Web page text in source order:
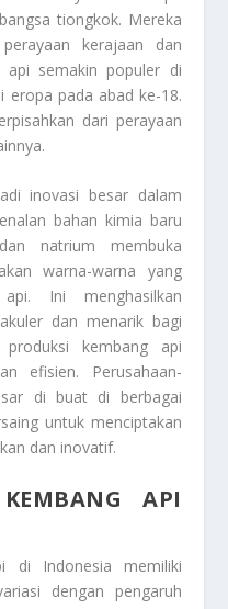
tiongkok. Mereka
kerajaan dan
api semakin populer di
eropa pada abad ke-18.
dari perayaan
inovasi besar dalam
bahan kimia baru
natrium membuka
warna-warna yang
Ini menghasilkan
dan menarik bagi
kembang api
efisien. Perusahaan-
di buat di berbagai
untuk menciptakan
dan inovatif.
API
di Indonesia memiliki
dengan pengaruh